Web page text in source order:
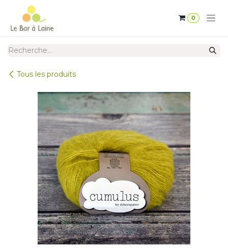
Se rendre au contenu
0
Tous les produits